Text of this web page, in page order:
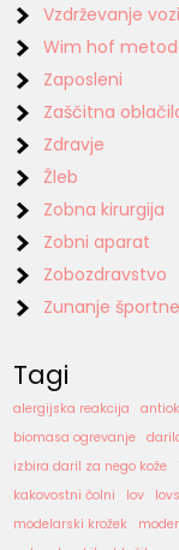
Vzdrževanje
Wim hof
Zaposleni
Zaščitna
Zdravje
Žleb
Zobna kirurgija
Zobni aparat
Zobozdravstvo
Zunanje
Tagi
alergijska reakcija
biomasa ogrevanje
izbira daril za nego kože
kakovostni čolni
lov
modelarski krožek